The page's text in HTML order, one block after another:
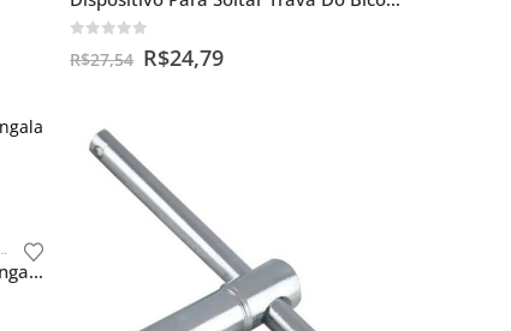
R$27,54 R$24,79
Instalador E Guia Retentor De Bengala Cbx 250 Twister Fb